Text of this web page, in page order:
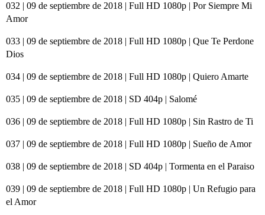
032 | 09 de septiembre de 2018 | Full HD 1080p | Por Siempre Mi
Amor
033 | 09 de septiembre de 2018 | Full HD 1080p | Que Te Perdone
Dios
034 | 09 de septiembre de 2018 | Full HD 1080p | Quiero Amarte
035 | 09 de septiembre de 2018 | SD 404p | Salomé
036 | 09 de septiembre de 2018 | Full HD 1080p | Sin Rastro de Ti
037 | 09 de septiembre de 2018 | Full HD 1080p | Sueño de Amor
038 | 09 de septiembre de 2018 | SD 404p | Tormenta en el Paraiso
039 | 09 de septiembre de 2018 | Full HD 1080p | Un Refugio para
el Amor